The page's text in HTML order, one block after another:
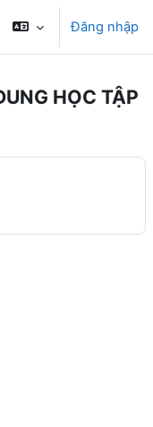
Đăng nhập
HỌC TẬP